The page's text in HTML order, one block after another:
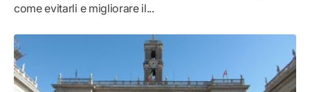
come evitarli e migliorare il...